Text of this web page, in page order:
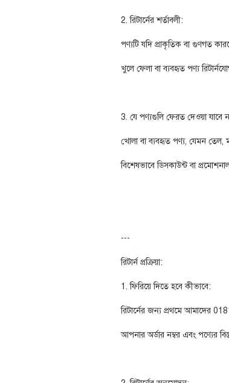
2. রিটার্নের শর্তাবলী:
পণ্যটি যদি প্রাকৃতিক বা গুণগত
খুলে ফেলা বা ব্যবহৃত পণ্য
3. যে পণ্যগুলি ফেরত দেওয়া যাবে
খোলা বা ব্যবহৃত পণ্য, যেমন তেল,
বিশেষভাবে ডিসকাউন্ট বা
---
রিটার্ন প্রক্রিয়া:
1. ফিরিয়ে দিতে হবে কীভাবে:
রিটার্নের জন্য প্রথমে আমাদের
আপনার অর্ডার নম্বর এবং পণ্যের